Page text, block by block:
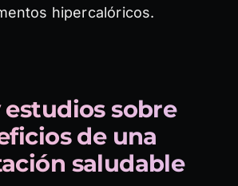
hipercalóricos.
estudios sobre
de una
saludable